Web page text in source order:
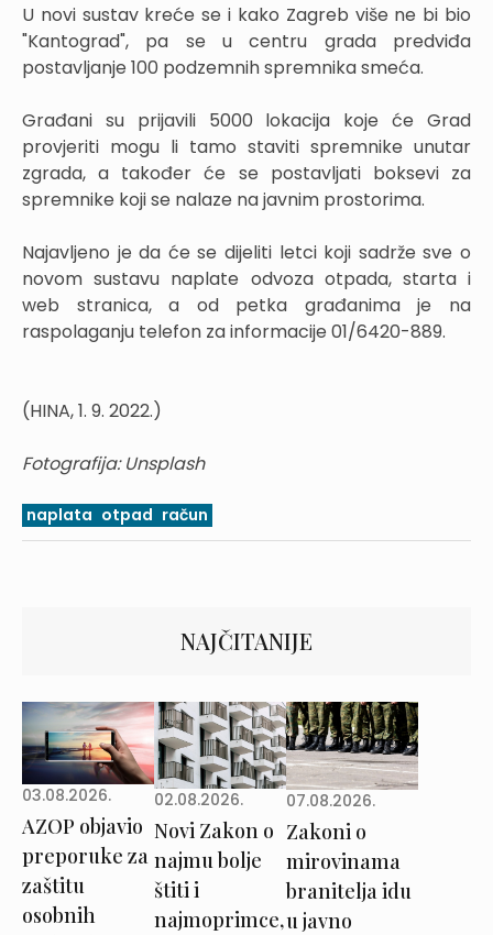
U novi sustav kreće se i kako Zagreb više ne bi bio
"Kantograd", pa se u centru grada predviđa
postavljanje 100 podzemnih spremnika smeća.
Građani su prijavili 5000 lokacija koje će Grad
provjeriti mogu li tamo staviti spremnike unutar
zgrada, a također će se postavljati boksevi za
spremnike koji se nalaze na javnim prostorima.
Najavljeno je da će se dijeliti letci koji sadrže sve o
novom sustavu naplate odvoza otpada, starta i
web stranica, a od petka građanima je na
raspolaganju telefon za informacije 01/6420-889.
(HINA, 1. 9. 2022.)
Fotografija: Unsplash
naplata otpad račun
NAJČITANIJE
03.08.2026.
AZOP objavio
preporuke za
zaštitu
osobnih
02.08.2026.
Novi Zakon o
najmu bolje
štiti i
najmoprimce,
07.08.2026.
Zakoni o
mirovinama
branitelja idu
u javno